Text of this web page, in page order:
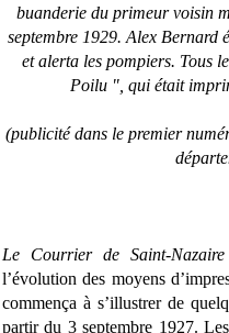
buanderie du primeur voisin
septembre 1929. Alex Bernard
et alerta les pompiers. Tous
Poilu ", qui était
(publicité dans le premier
Le Courrier de Saint-Nazaire
l’évolution des moyens
commença à s’illustrer de
partir du 3 septembre 1927.